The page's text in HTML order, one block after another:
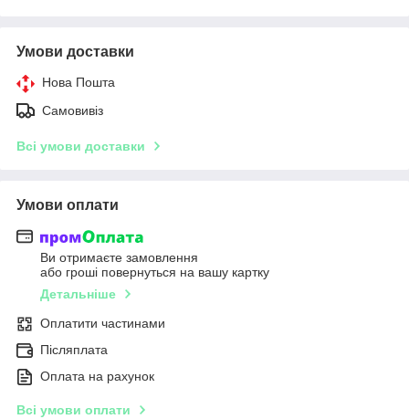
Умови доставки
Нова Пошта
Самовивіз
Всі умови доставки
Умови оплати
Ви отримаєте замовлення
або гроші повернуться на вашу картку
Детальніше
Оплатити частинами
Післяплата
Оплата на рахунок
Всі умови оплати